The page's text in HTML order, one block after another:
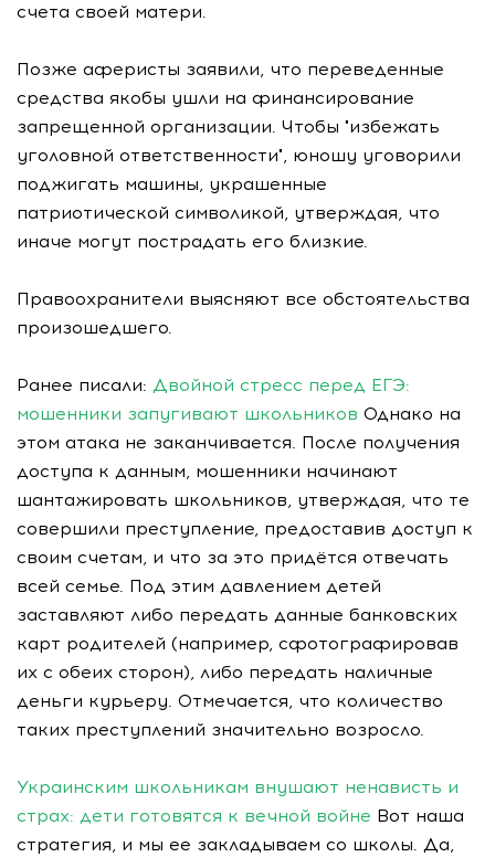
счета своей матери.
Позже аферисты заявили, что переведенные
средства якобы ушли на финансирование
запрещенной организации. Чтобы "избежать
уголовной ответственности", юношу уговорили
поджигать машины, украшенные
патриотической символикой, утверждая, что
иначе могут пострадать его близкие.
Правоохранители выясняют все обстоятельства
произошедшего.
Ранее писали: Двойной стресс перед ЕГЭ:
мошенники запугивают школьников Однако на
этом атака не заканчивается. После получения
доступа к данным, мошенники начинают
шантажировать школьников, утверждая, что те
совершили преступление, предоставив доступ к
своим счетам, и что за это придётся отвечать
всей семье. Под этим давлением детей
заставляют либо передать данные банковских
карт родителей (например, сфотографировав
их с обеих сторон), либо передать наличные
деньги курьеру. Отмечается, что количество
таких преступлений значительно возросло.
Украинским школьникам внушают ненависть и
страх: дети готовятся к вечной войне Вот наша
стратегия, и мы ее закладываем со школы. Да,